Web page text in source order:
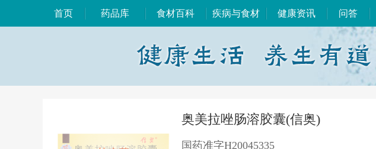
首页 药品库 食材百科 疾病与食材 健康资讯 问答
奥美拉唑肠溶胶囊(信奥)
国药准字H20045335